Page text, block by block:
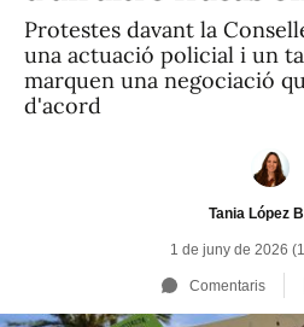
Protestes davant la
una actuació policial i un
marquen una negociació
d'acord
Tania López
1 de juny de 2026
Comentaris